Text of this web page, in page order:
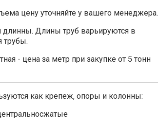
цену уточняйте у вашего менеджера.
Длины труб варьируются в
трубы.
- цена за метр при закупке от 5 тонн
как крепеж, опоры и колонны: